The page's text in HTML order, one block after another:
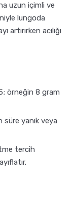
uzun içimli ve
lungoda
acılığı
örneğin 8 gram
yanık veya
tercih